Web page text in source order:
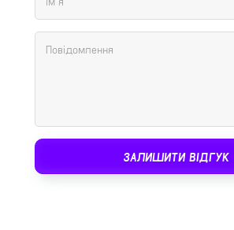
ЗАЛИШИТИ ВІДГУК